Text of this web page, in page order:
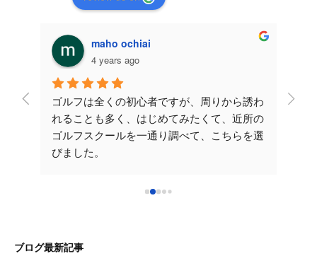
ス
し
maho ochiai
4 years ago
ゴルフは全くの初心者ですが、周りから誘わ
れることも多く、はじめてみたくて、近所の
ゴルフスクールを一通り調べて、こちらを選
びました。
いです。次のレッスンも楽しみです！こちら
こ
ブログ最新記事